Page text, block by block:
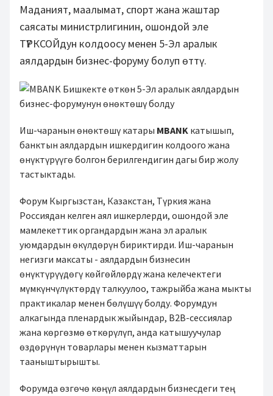
Маданият, маалымат, спорт жана жаштар
саясаты министрлигинин, ошондой эле
ТҮРКСОЙдун колдоосу менен 5-Эл аралык
аялдардын бизнес-форуму болуп өттү.
Иш-чаранын өнөктөшү катары MBANK катышып,
банктын аялдардын ишкердигин колдоого жана
өнүктүрүүгө болгон берилгендигин дагы бир жолу
тастыктады.
Форум Кыргызстан, Казакстан, Түркия жана
Россиядан келген аял ишкерлерди, ошондой эле
мамлекеттик органдардын жана эл аралык
уюмдардын өкүлдөрүн бириктирди. Иш-чаранын
негизги максаты - аялдардын бизнесин
өнүктүрүүдөгү көйгөйлөрдү жана келечектеги
мүмкүнчүлүктөрдү талкуулоо, тажрыйба жана мыкты
практикалар менен бөлүшүү болду. Форумдун
алкагында пленардык жыйындар, B2B-сессиялар
жана көргөзмө өткөрүлүп, анда катышуучулар
өздөрүнүн товарлары менен кызматтарын
тааныштырышты.
Форумда өзгөчө көңүл аялдардын бизнесдеги тең